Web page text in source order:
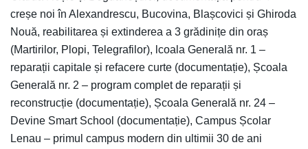
creșe noi în Alexandrescu, Bucovina, Blașcovici și Ghiroda
Nouă, reabilitarea și extinderea a 3 grădinițe din oraș
(Martirilor, Plopi, Telegrafilor), lcoala Generală nr. 1 –
reparații capitale și refacere curte (documentație), Școala
Generală nr. 2 – program complet de reparații și
reconstrucție (documentație), Școala Generală nr. 24 –
Devine Smart School (documentație), Campus Școlar
Lenau – primul campus modern din ultimii 30 de ani